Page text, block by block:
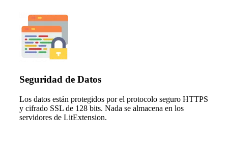
Seguridad de Datos
Los datos están protegidos por el protocolo seguro HTTPS
y cifrado SSL de 128 bits. Nada se almacena en los
servidores de LitExtension.